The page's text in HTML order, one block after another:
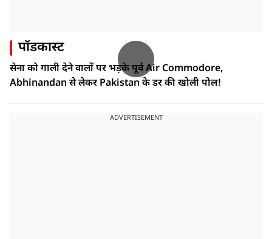
पॉडकास्ट
सेना को गाली देने वालों पर भड़के पूर्व Air Commodore,
Abhinandan से लेकर Pakistan के डर की खोली पोल!
ADVERTISEMENT